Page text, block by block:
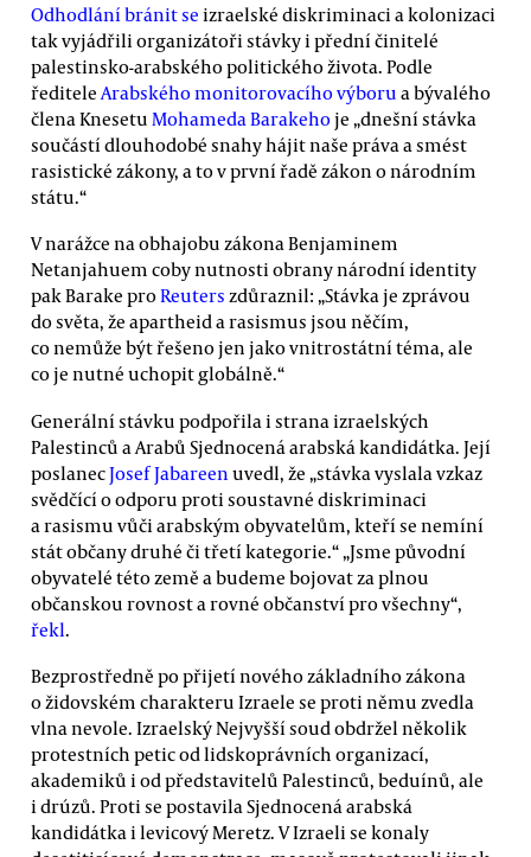
Odhodlání bránit se izraelské diskriminaci a kolonizaci
tak vyjádřili organizátoři stávky i přední činitelé
palestinsko-arabského politického života. Podle
ředitele Arabského monitorovacího výboru a bývalého
člena Knesetu Mohameda Barakehoje „dnešní stávka
součástí dlouhodobé snahy hájit naše práva a smést
rasistické zákony, a to v první řadě zákon o národním
státu.“
V narážce na obhajobu zákona Benjaminem
Netanjahuem coby nutnosti obrany národní identity
pak Barake proReuters zdůraznil: „Stávka je zprávou
do světa, že apartheid a rasismus jsou něčím,
co nemůže být řešeno jen jako vnitrostátní téma, ale
co je nutné uchopit globálně.“
Generální stávku podpořila i strana izraelských
Palestinců a Arabů Sjednocená arabská kandidátka. Její
poslanecJosef Jabareen uvedl, že „stávka vyslala vzkaz
svědčící o odporu proti soustavné diskriminaci
a rasismu vůči arabským obyvatelům, kteří se nemíní
stát občany druhé či třetí kategorie.“ „Jsme původní
obyvatelé této země a budeme bojovat za plnou
občanskou rovnost a rovné občanství pro všechny“,
řekl.
Bezprostředně po přijetí nového základního zákona
o židovském charakteru Izraele se proti němu zvedla
vlna nevole. Izraelský Nejvyšší soud obdržel několik
protestních petic od lidskoprávních organizací,
akademiků i od představitelů Palestinců, beduínů, ale
i drúzů. Proti se postavila Sjednocená arabská
kandidátka i levicový Meretz. V Izraeli se konaly